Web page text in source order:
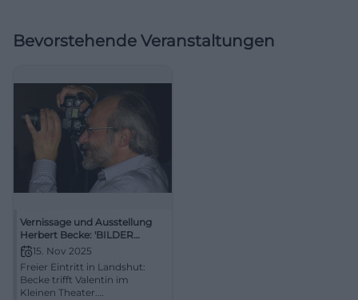
Bevorstehende Veranstaltungen
Vernissage und Ausstellung
Herbert Becke: 'BILDER
SPRACHE'
15. Nov 2025
Freier Eintritt in Landshut:
Becke trifft Valentin im
Kleinen Theater.